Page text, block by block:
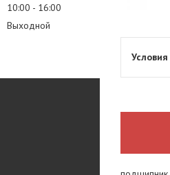
10:00
16:00
Выходной